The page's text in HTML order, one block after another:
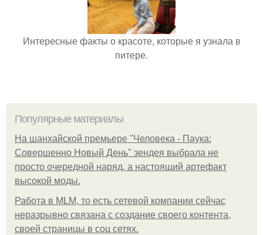
Интересные факты о красоте, которые я узнала в
питере.
Популярные материалы
На шанхайской премьере "Человека - Паука:
Совершенно Новый День" зендея выбрала не
просто очередной наряд, а настоящий артефакт
высокой моды.
Работа в MLM, то есть сетевой компании сейчас
неразрывно связана с создание своего контента,
своей страницы в соц сетях.